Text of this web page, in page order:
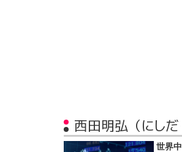
西田明弘（にし
世界